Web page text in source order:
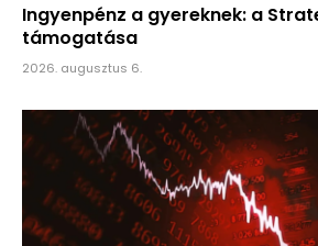
Ingyenpénz a gyereknek: a
támogatása
2026. augusztus 6.